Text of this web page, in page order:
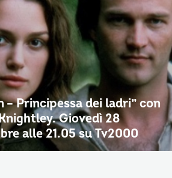
– Principessa dei ladri” con
Giovedì 28
alle 21.05 su Tv2000